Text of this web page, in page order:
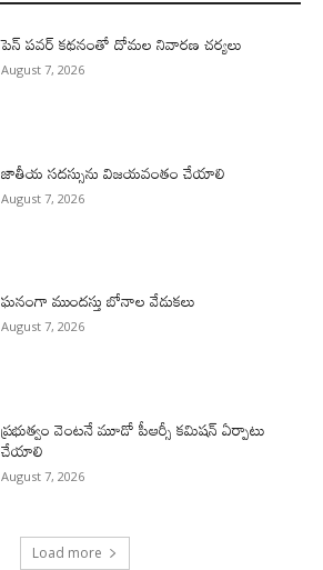
పెన్ పవర్ కథనంతో దోమల నివారణ చర్యలు
August 7, 2026
జాతీయ సదస్సును విజయవంతం చేయాలి
August 7, 2026
ఘనంగా ముందస్తు బోనాల వేడుకలు
August 7, 2026
ప్రభుత్వం వెంటనే మూడో పీఆర్సీ కమిషన్ ఏర్పాటు
చేయాలి
August 7, 2026
Load more